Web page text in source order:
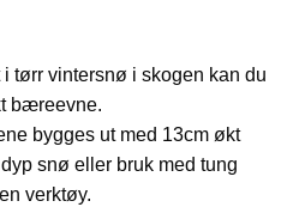
tørr vintersnø i skogen kan du
bæreevne.
bygges ut med 13cm økt
snø eller bruk med tung
verktøy.